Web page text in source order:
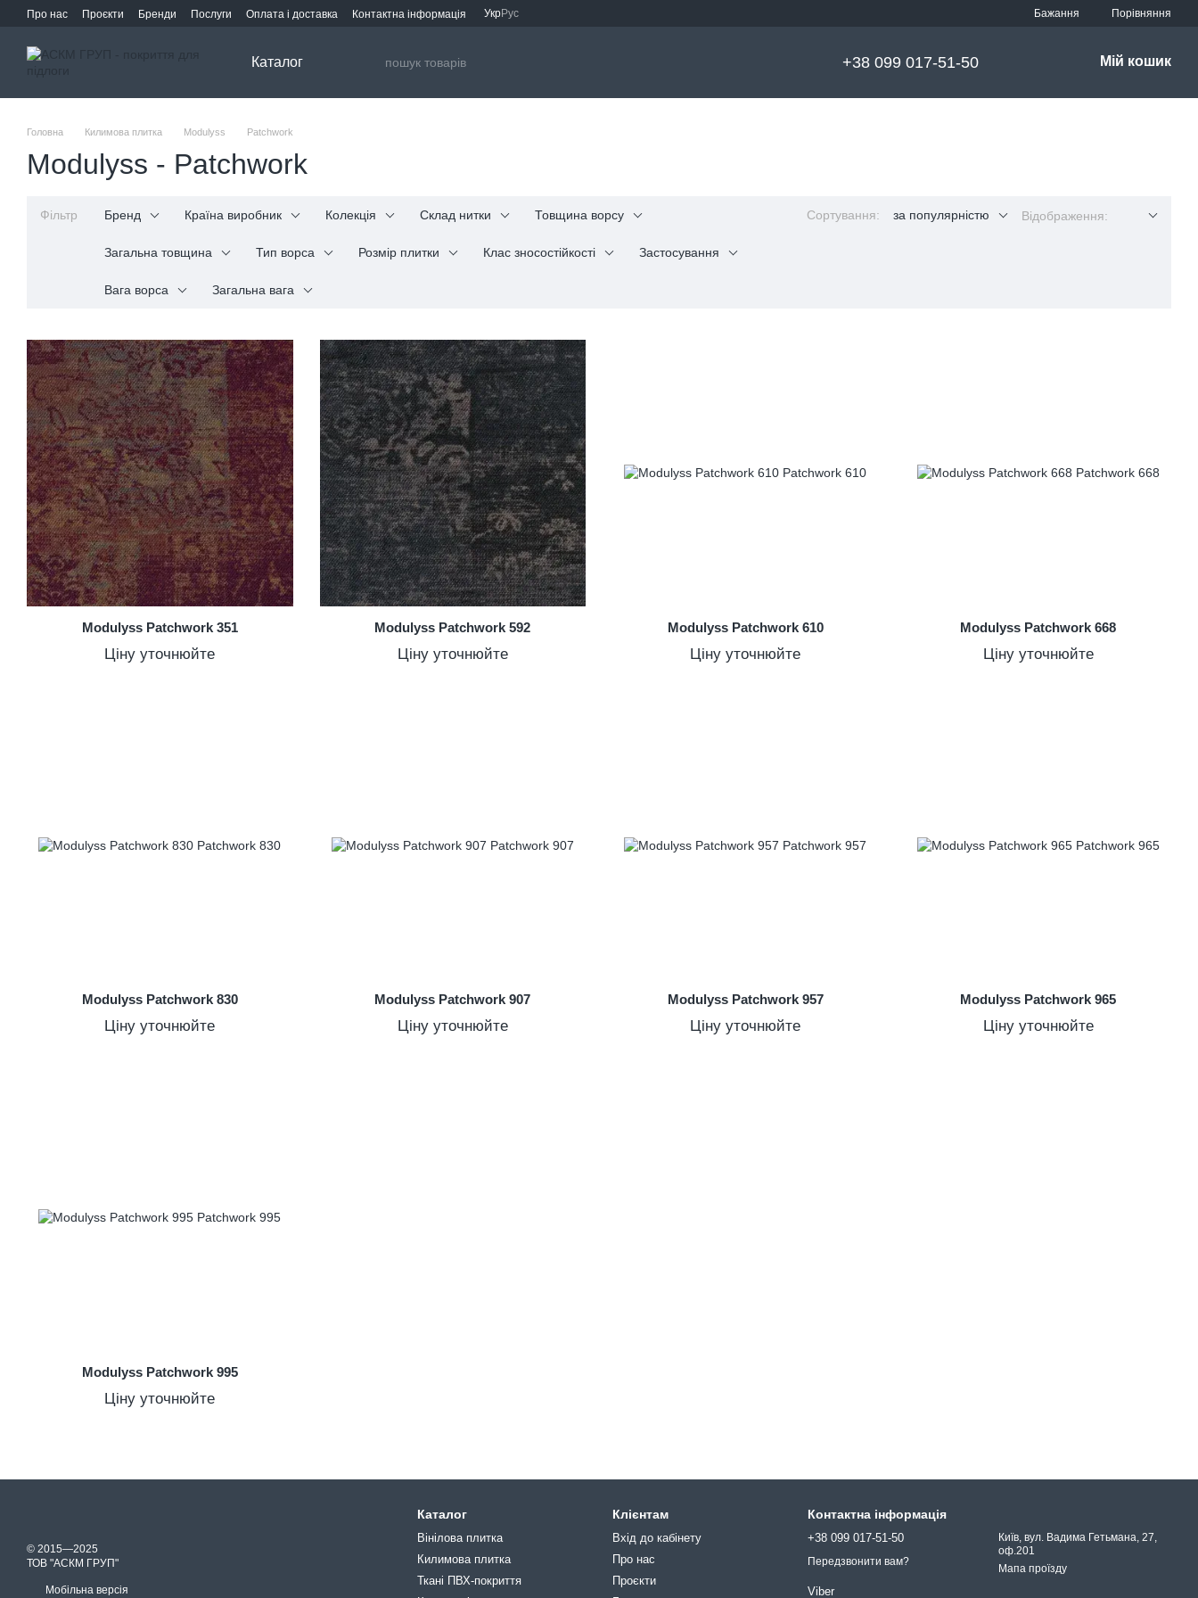
Перейти до основного контенту
Про нас Проєкти Бренди Послуги Оплата і доставка Контактна інформація УкрРус Бажання Порівняння
Каталог +38 099 017-51-50 Мій кошик
Головна Килимова плитка Modulyss Patchwork
Modulyss - Patchwork
Фільтр Бренд Країна виробник Колекція Склад нитки Товщина ворсу
Загальна товщина Тип ворса Розмір плитки Клас зносостійкості Застосування
Вага ворса Загальна вага
Сортування: за популярністю Відображення:
Modulyss Patchwork 351
Ціну уточнюйте
Modulyss Patchwork 592
Ціну уточнюйте
Modulyss Patchwork 610
Ціну уточнюйте
Modulyss Patchwork 668
Ціну уточнюйте
Modulyss Patchwork 830
Ціну уточнюйте
Modulyss Patchwork 907
Ціну уточнюйте
Modulyss Patchwork 957
Ціну уточнюйте
Modulyss Patchwork 965
Ціну уточнюйте
Modulyss Patchwork 995
Ціну уточнюйте
© 2015—2025
ТОВ "АСКМ ГРУП"
Мобільна версія
Каталог
Вінілова плитка
Килимова плитка
Ткані ПВХ-покриття
Клієнтам
Вхід до кабінету
Про нас
Проєкти
Контактна інформація
+38 099 017-51-50
Передзвонити вам?
Viber
Київ, вул. Вадима Гетьмана, 27,
оф.201
Мапа проїзду